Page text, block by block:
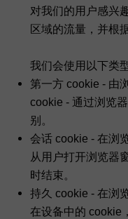
对我们的用户感兴
区域的流量，并根
我们会使用以下类
第一方 cookie - 由
cookie - 通过浏览
别。
会话 cookie - 在浏
从用户打开浏览器
时结束。
持久 cookie - 在浏
在设备中的 cookie